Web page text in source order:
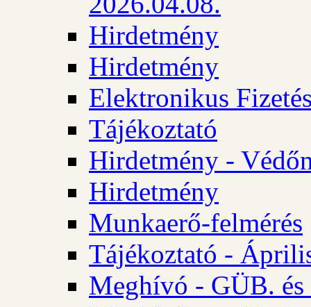
Hirdetmény
Hirdetmény
Elektronikus
Tájékoztató
Hirdetmény -
Hirdetmény
Munkaerő-felmérés
Tájékoztató -
Meghívó - GÜB.